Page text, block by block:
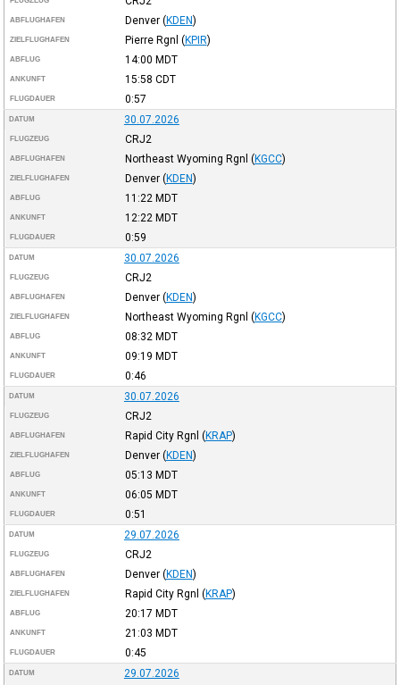
ABFLUGHAFEN Denver (KDEN)
ZIELFLUGHAFEN Pierre Rgnl (KPIR)
ABFLUG 14:00 MDT
ANKUNFT 15:58 CDT
FLUGDAUER 0:57
DATUM 30.07.2026
FLUGZEUG CRJ2
ABFLUGHAFEN Northeast Wyoming Rgnl (KGCC)
ZIELFLUGHAFEN Denver (KDEN)
ABFLUG 11:22 MDT
ANKUNFT 12:22 MDT
FLUGDAUER 0:59
DATUM 30.07.2026
FLUGZEUG CRJ2
ABFLUGHAFEN Denver (KDEN)
ZIELFLUGHAFEN Northeast Wyoming Rgnl (KGCC)
ABFLUG 08:32 MDT
ANKUNFT 09:19 MDT
FLUGDAUER 0:46
DATUM 30.07.2026
FLUGZEUG CRJ2
ABFLUGHAFEN Rapid City Rgnl (KRAP)
ZIELFLUGHAFEN Denver (KDEN)
ABFLUG 05:13 MDT
ANKUNFT 06:05 MDT
FLUGDAUER 0:51
DATUM 29.07.2026
FLUGZEUG CRJ2
ABFLUGHAFEN Denver (KDEN)
ZIELFLUGHAFEN Rapid City Rgnl (KRAP)
ABFLUG 20:17 MDT
ANKUNFT 21:03 MDT
FLUGDAUER 0:45
DATUM 29.07.2026